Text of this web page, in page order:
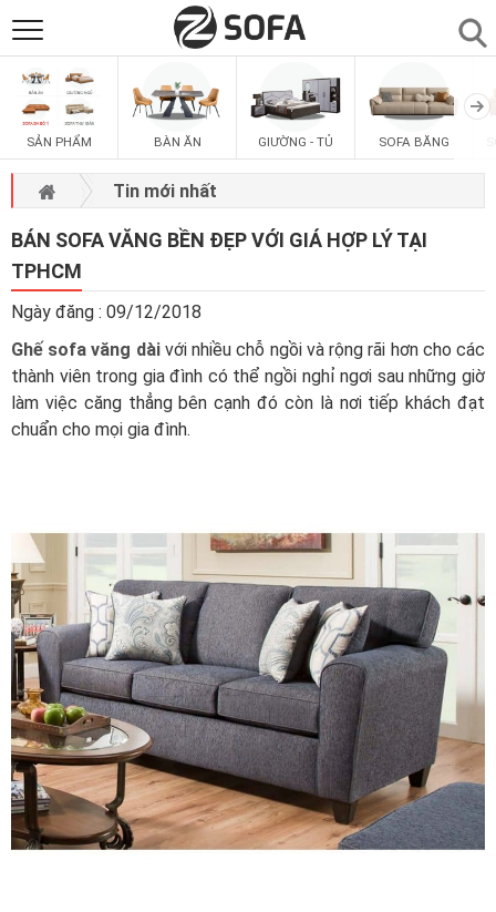
SẢN PHẨM
SOFAS
PHÒNG NGỦ ▼
PHÒNG KHÁCH
LIÊN HỆ
SẢN PHẨM BÀN ĂN GIƯỜNG - TỦ SOFA BĂNG
Tin mới nhất
BÁN SOFA VĂNG BỀN ĐẸP VỚI GIÁ HỢP LÝ TẠI
TPHCM
Ngày đăng : 09/12/2018
Ghế sofa văng dàivới nhiều chỗ ngồi và rộng rãi hơn cho các
thành viên trong gia đình có thể ngồi nghỉ ngơi sau những giờ
làm việc căng thẳng bên cạnh đó còn là nơi tiếp khách đạt
chuẩn cho mọi gia đình.